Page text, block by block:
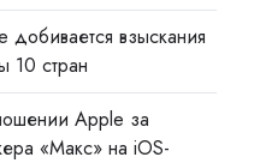
взыскания
10 стран
Apple за
«Макс» на iOS-